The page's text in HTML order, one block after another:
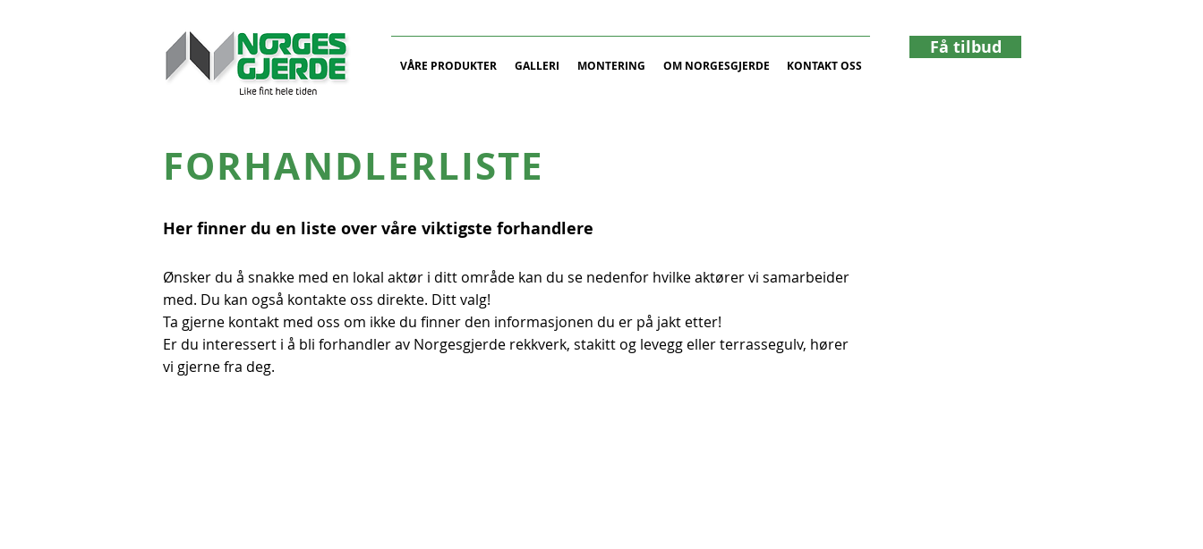
VÅRE PRODUKTER GALLERI MONTERING OM NORGESGJERDE KONTAKT OSS
Få tilbud
FORHANDLERLISTE
Her finner du en liste over våre viktigste forhandlere
Ønsker du å snakke med en lokal aktør i ditt område kan du se nedenfor hvilke aktører vi samarbeider
med. Du kan også kontakte oss direkte. Ditt valg!
Ta gjerne kontakt med oss om ikke du finner den informasjonen du er på jakt etter!
Er du interessert i å bli forhandler av Norgesgjerde rekkverk, stakitt og levegg eller terrassegulv, hører
vi gjerne fra deg.